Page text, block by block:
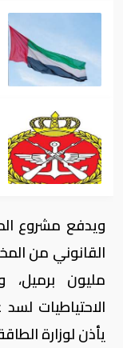
ويدفع مشروع
مليون
يأذن لوزارة